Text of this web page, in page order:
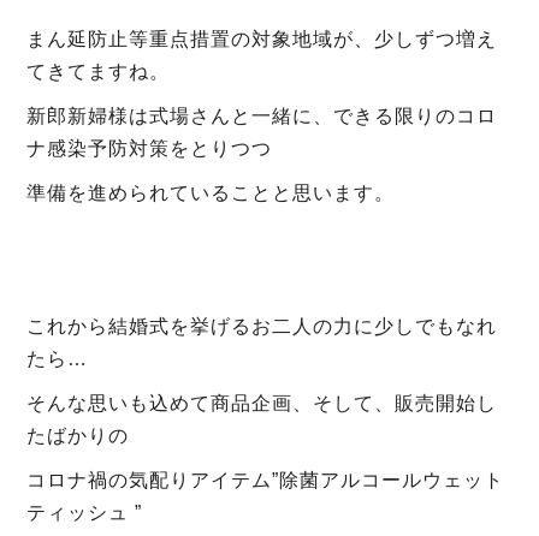
まん延防止等重点措置の対象地域が、少しずつ増え
てきてますね。
新郎新婦様は式場さんと一緒に、できる限りのコロ
ナ感染予防対策をとりつつ
準備を進められていることと思います。
これから結婚式を挙げるお二人の力に少しでもなれ
たら…
そんな思いも込めて商品企画、そして、販売開始し
たばかりの
コロナ禍の気配りアイテム”除菌アルコールウェット
ティッシュ ”